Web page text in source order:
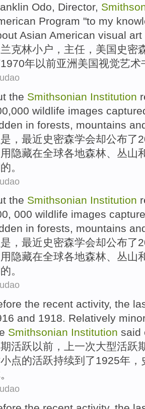
Odo, Director,
Program "to my
Asian American visual art
克林小户 ， 主任 ， 美国 史密
1970年以前亚洲 美国视觉艺术
the Smithsonian Institution
wildlife images
in forests , mountains
， 最近 史密森学会却公布了
隐藏在全球各地森林 、丛山
的。
the Smithsonian Institution
000 wildlife images
in forests, mountains
， 最近 史密森学会却公布了
隐藏在全球各地森林、丛山
的。
the recent activity, the
and 1918. Relatively
Smithsonian Institution said
活跃以前 ， 上一次大型活跃
小点的活跃持续到了1925年，